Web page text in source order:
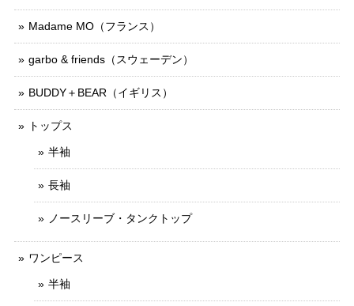
Madame MO（フランス）
garbo & friends（スウェーデン）
BUDDY＋BEAR（イギリス）
トップス
半袖
長袖
ノースリーブ・タンクトップ
ワンピース
半袖